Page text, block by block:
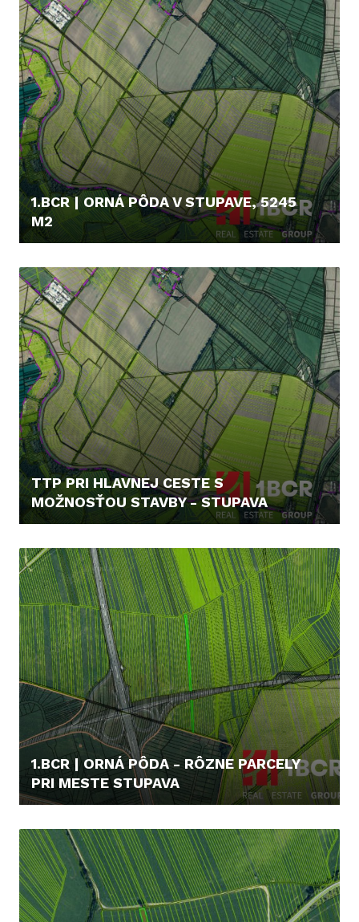
1.BCR | ORNÁ PÔDA V STUPAVE, 5245
M2
TTP PRI HLAVNEJ CESTE S
MOŽNOSŤOU STAVBY - STUPAVA
1.BCR | ORNÁ PÔDA - RÔZNE PARCELY
PRI MESTE STUPAVA